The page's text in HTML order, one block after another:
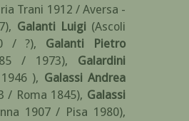
Trani 1912 / Aversa -
, Galanti Luigi (Ascoli
/ ?), Galanti Pietro
/ 1973), Galardini
), Galassi Andrea
/ Roma 1845), Galassi
1907 / Pisa 1980),